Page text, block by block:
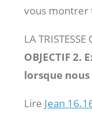
vous montrer
LA TRISTESSE
OBJECTIF 2.
lorsque nous
Lire Jean